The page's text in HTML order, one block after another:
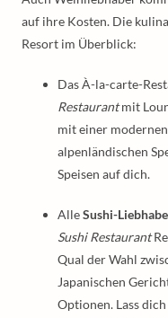
auf ihre Kosten. Die
Resort im Überblick:
Das À-la-carte-
Restaurantmit
mit einer
alpenländischen
Speisen auf dich.
AlleSushi-
Sushi Restaurant
Qual der Wahl
Japanischen
Optionen. Lass